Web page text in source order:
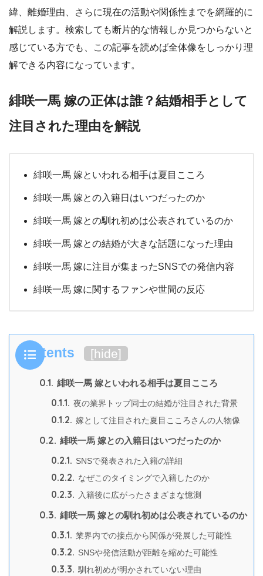
緯、離婚理由、さらに現在の活動や関係性までを網羅的に
解説します。検索しても断片的な情報しか見つからないと
感じている方でも、この記事を読めば全体像をしっかり理
解できる内容になっています。
緋咲一馬 嫁の正体は誰？結婚相手として
注目された理由を解説
緋咲一馬 嫁といわれる相手は夏目こころ
緋咲一馬 嫁との入籍日はいつだったのか
緋咲一馬 嫁との馴れ初めは公表されているのか
緋咲一馬 嫁との結婚が大きな話題になった理由
緋咲一馬 嫁に注目が集まったSNSでの発信内容
緋咲一馬 嫁に関するファンや世間の反応
Contents [hide]
0.1. 緋咲一馬 嫁といわれる相手は夏目こころ
0.1.1. 夜の業界トップ同士の結婚が注目された背景
0.1.2. 嫁として注目された夏目こころさんの人物像
0.2. 緋咲一馬 嫁との入籍日はいつだったのか
0.2.1. SNSで発表された入籍の詳細
0.2.2. なぜこのタイミングで入籍したのか
0.2.3. 入籍後に広がったさまざまな憶測
0.3. 緋咲一馬 嫁との馴れ初めは公表されているのか
0.3.1. 業界内での接点から関係が発展した可能性
0.3.2. SNSや発信活動が距離を縮めた可能性
0.3.3. 馴れ初めが明かされていない理由